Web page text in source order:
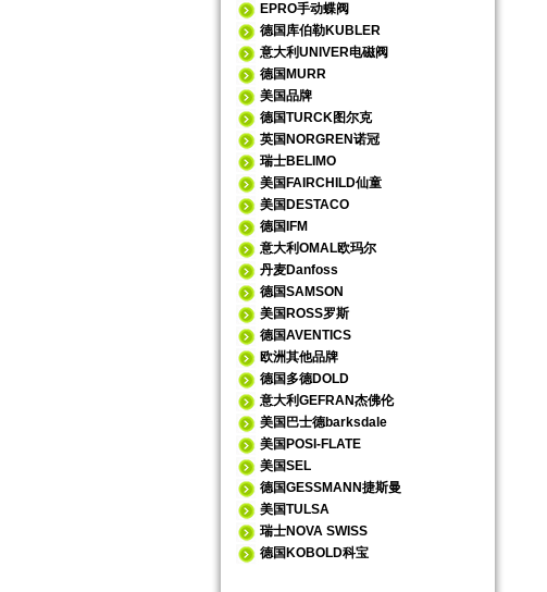
EPRO手动蝶阀
德国库伯勒KUBLER
意大利UNIVER电磁阀
德国MURR
美国品牌
德国TURCK图尔克
英国NORGREN诺冠
瑞士BELIMO
美国FAIRCHILD仙童
美国DESTACO
德国IFM
意大利OMAL欧玛尔
丹麦Danfoss
德国SAMSON
美国ROSS罗斯
德国AVENTICS
欧洲其他品牌
德国多德DOLD
意大利GEFRAN杰佛伦
美国巴士德barksdale
美国POSI-FLATE
美国SEL
德国GESSMANN捷斯曼
美国TULSA
瑞士NOVA SWISS
德国KOBOLD科宝